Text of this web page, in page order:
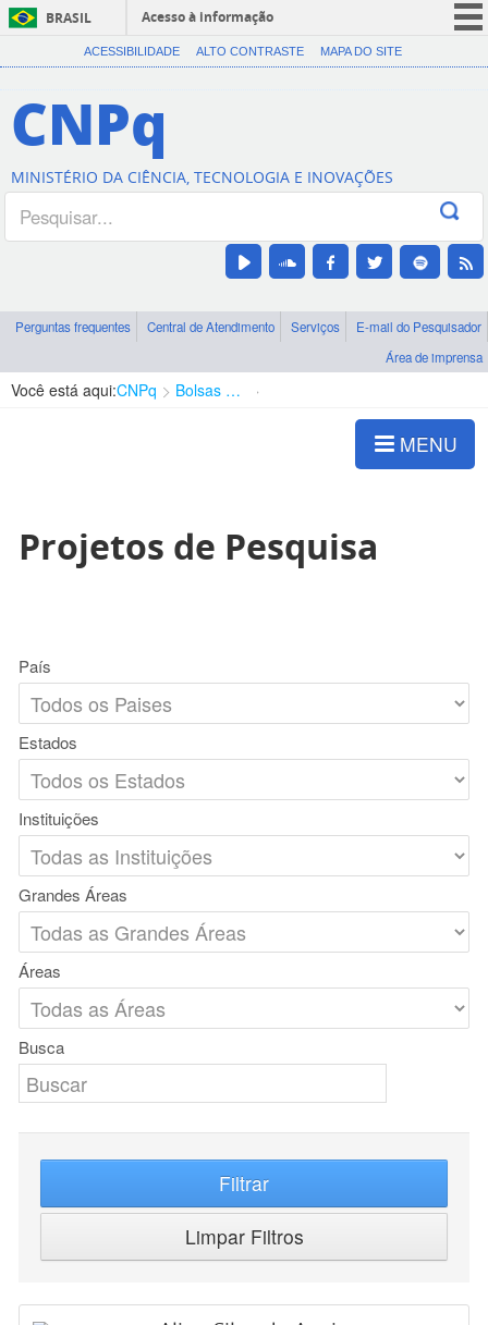
BRASIL
Acesso à informação
CORONAVÍRUS (COVID-19)
Canais
ACESSIBILIDADE ALTO CONTRASTE MAPA DO SITE
CNPq
MINISTÉRIO DA CIÊNCIA, TECNOLOGIA E INOVAÇÕES
Perguntas frequentes Central de Atendimento Serviços
E-mail do Pesquisador
Área de imprensa
Você está aqui:CNPq Bolsas e Auxílios Vigentes
MENU
Projetos de Pesquisa
País
Estados
Instituições
Grandes Áreas
Áreas
Busca
Filtrar
Limpar Filtros